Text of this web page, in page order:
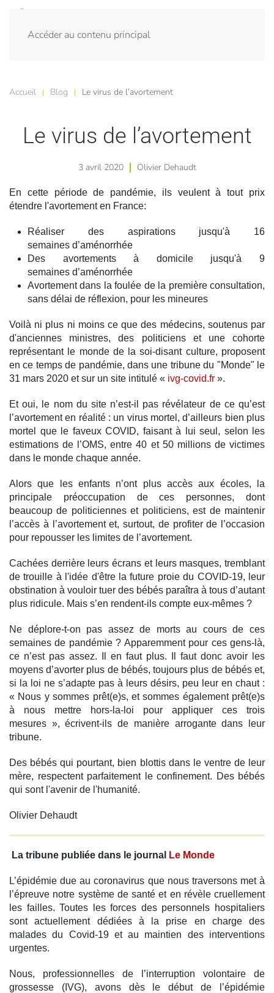
Accéder au contenu principal
Accueil Blog Le virus de l’avortement
Le virus de l’avortement
3 avril 2020 Olivier Dehaudt
En cette période de pandémie, ils veulent à tout prix
étendre l'avortement en France:
Réaliser des aspirations jusqu'à 16
semaines d’aménorrhée
Des avortements à domicile jusqu'à 9
semaines d’aménorrhée
Avortement dans la foulée de la première consultation,
sans délai de réflexion, pour les mineures
Voilà ni plus ni moins ce que des médecins, soutenus par
d'anciennes ministres, des politiciens et une cohorte
représentant le monde de la soi-disant culture, proposent
en ce temps de pandémie, dans une tribune du "Monde" le
31 mars 2020 et sur un site intitulé « ivg-covid.fr ».
Et oui, le nom du site n’est-il pas révélateur de ce qu’est
l’avortement en réalité : un virus mortel, d’ailleurs bien plus
mortel que le faveux COVID, faisant à lui seul, selon les
estimations de l’OMS, entre 40 et 50 millions de victimes
dans le monde chaque année.
Alors que les enfants n’ont plus accès aux écoles, la
principale préoccupation de ces personnes, dont
beaucoup de politiciennes et politiciens, est de maintenir
l’accès à l’avortement et, surtout, de profiter de l’occasion
pour repousser les limites de l’avortement.
Cachées derrière leurs écrans et leurs masques, tremblant
de trouille à l'idée d'être la future proie du COVID-19, leur
obstination à vouloir tuer des bébés paraîtra à tous d’autant
plus ridicule. Mais s’en rendent-ils compte eux-mêmes ?
Ne déplore-t-on pas assez de morts au cours de ces
semaines de pandémie ? Apparemment pour ces gens-là,
ce n’est pas assez. Il en faut plus. Il faut donc avoir les
moyens d’avorter plus de bébés, toujours plus de bébés et,
si la loi ne s’adapte pas à leurs désirs, peu leur en chaut :
« Nous y sommes prêt(e)s, et sommes également prêt(e)s
à nous mettre hors-la-loi pour appliquer ces trois
mesures », écrivent-ils de manière arrogante dans leur
tribune.
Des bébés qui pourtant, bien blottis dans le ventre de leur
mère, respectent parfaitement le confinement. Des bébés
qui sont l'avenir de l'humanité.
Olivier Dehaudt
La tribune publiée dans le journal Le Monde
L’épidémie due au coronavirus que nous traversons met à
l’épreuve notre système de santé et en révèle cruellement
les failles. Toutes les forces des personnels hospitaliers
sont actuellement dédiées à la prise en charge des
malades du Covid-19 et au maintien des interventions
urgentes.
Nous, professionnelles de l’interruption volontaire de
grossesse (IVG), avons dès le début de l’épidémie